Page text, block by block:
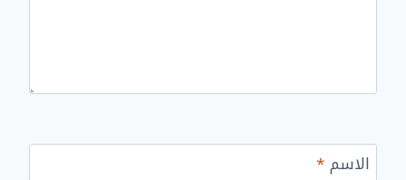
الاسم*